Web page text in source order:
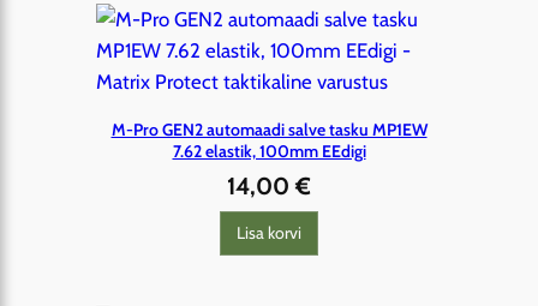
M-Pro GEN2 automaadi salve tasku MP1EW
7.62 elastik, 100mm EEdigi
14,00€
Lisa korvi